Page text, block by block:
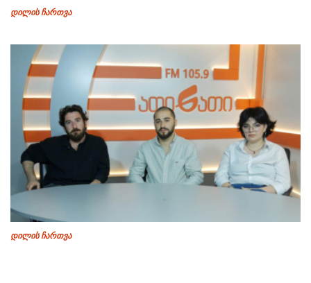
დილის ჩართვა
დილის ჩართვა